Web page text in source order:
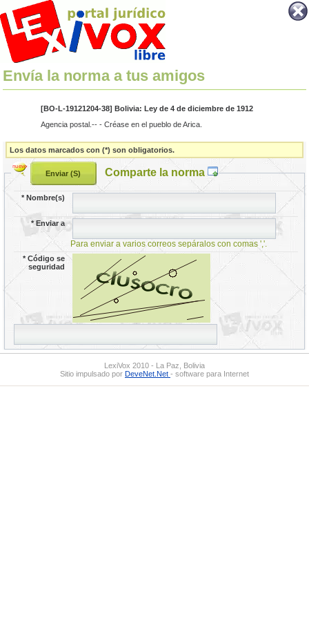
Envía la norma a tus amigos
[BO-L-19121204-38] Bolivia: Ley de 4 de diciembre de 1912
Agencia postal.-- - Créase en el pueblo de Arica.
Los datos marcados con (*) son obligatorios.
Comparte la norma
*Nombre(s)
*Enviar a
Para enviar a varios correos sepáralos con comas ','.
*Código se
seguridad
LexiVox 2010 - La Paz, Bolivia
Sitio impulsado por DeveNet.Net - software para Internet